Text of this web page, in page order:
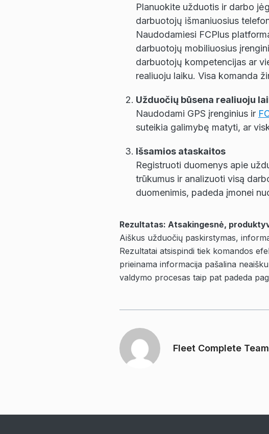
Planuokite užduotis ir darbo
darbuotojų išmaniuosius
Naudodamiesi FCPlus
darbuotojų mobiliuosius
darbuotojų kompetencijas ar
realiuoju laiku. Visa komanda
Užduočių būsena realiuoju
Naudodami GPS įrenginius ir
suteikia galimybę matyti, ar
Išsamios ataskaitos
Registruoti duomenys apie
trūkumus ir analizuoti visą
duomenimis, padeda įmonei
Rezultatas: Atsakingesnė,
Aiškus užduočių paskirstymas,
Rezultatai atsispindi tiek komandos
prieinama informacija pašalina
valdymo procesas taip pat padeda
Fleet Complete Team